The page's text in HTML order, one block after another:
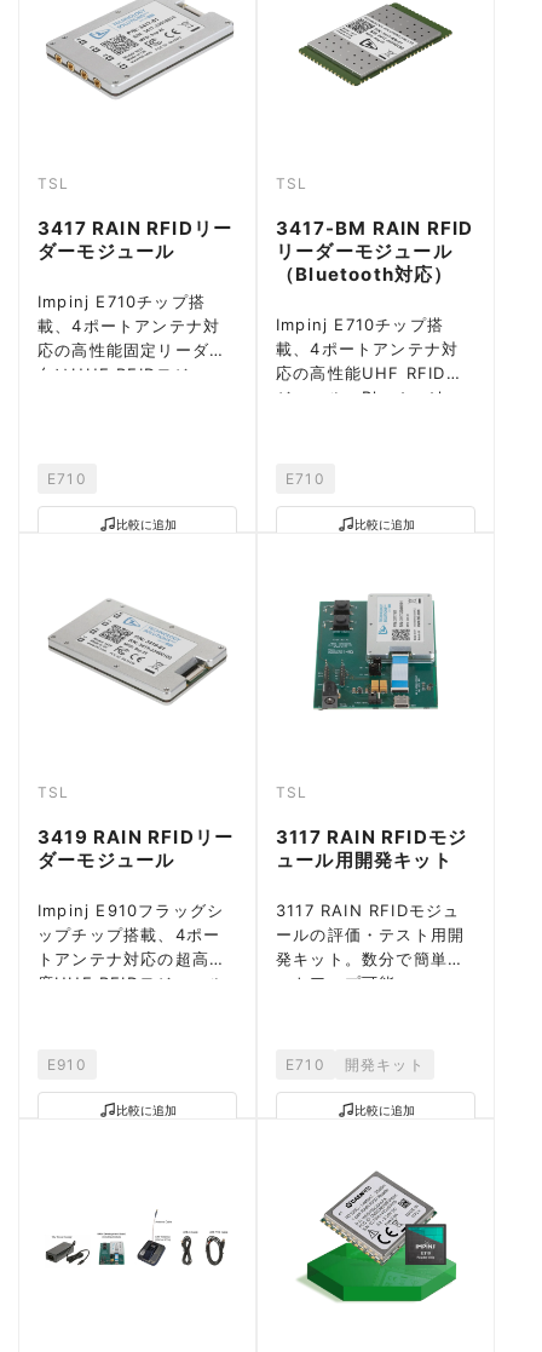
TSL
3417 RAIN RFIDリー
ダーモジュール
Impinj E710チップ搭
載、4ポートアンテナ対
応の高性能固定リーダー
向けUHF RFIDモジュー
E710
比較に追加
TSL
3417-BM RAIN RFID
リーダーモジュール
（Bluetooth対応）
Impinj E710チップ搭
載、4ポートアンテナ対
応の高性能UHF RFIDモ
ジュール。Bluetooth
E710
比較に追加
TSL
3419 RAIN RFIDリー
ダーモジュール
Impinj E910フラッグシ
ップチップ搭載、4ポー
トアンテナ対応の超高感
度UHF RFIDモジュール
E910
比較に追加
TSL
3117 RAIN RFIDモジ
ュール用開発キット
3117 RAIN RFIDモジュ
ールの評価・テスト用開
発キット。数分で簡単セ
ットアップ可能
E710 開発キット
比較に追加